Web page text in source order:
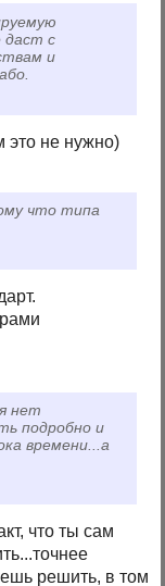
даст с
и
это не нужно)
что типа
нет
подробно и
времени...а
что ты сам
решить, в том